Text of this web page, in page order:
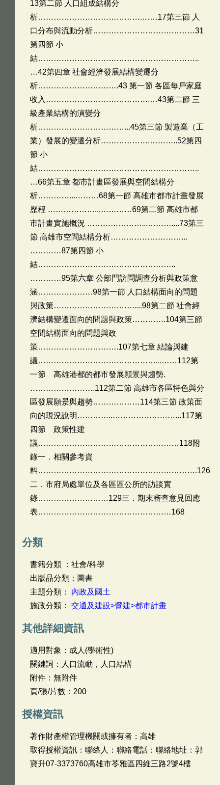
13第二節 人口組成結構分
析………………………………….……17第三節 人
口分布與流動分析…………………………………31
第四節 小
結……………………………………………………..
…42第四章 社會經濟發展結構變遷分
析………………………….43 第一節 各區每戶家庭
收入………………………………….…43第二節 三
級產業結構的演變分
析……………………………...45第三節 製造業（工
業）發展的變遷分析……………….………..52第四
節 小
結……………………………………………………..
…66第五章 都市計畫區發展與空間結構分
析…………...………68第一節 高雄市都市計畫發展
歷程 ………………...…………69第二節 高雄市都
市計畫實施概況 …………………...………....73第三
節 高雄市空間結構分析………………………...
…………87第四節 小
結……………………………………………..
…………95第六章 公部門訪問調查分析與政策意
涵…………………98第一節 人口結構面向的問題
與政策………………………….....98第二節 社會經
濟結構變遷面向的問題與政策………….104第三節
空間結構面向的問題與政
策………………………….107第七章 結論與建
議………………………………………...……112第
一節 高雄港都的都市發展願景與趨勢.
…………………….112第二節 高雄市各區特色與分
區發展願景與趨勢………………114第三節 政策面
向的現況說明…………..……………………...117第
四節 政策性建
議………………………………………………118附
錄一．相關參考資
料…………………………………………………….126
二．市府局處單位及各區區公所的訪談實
錄………………………129三．期末審查意見回應
表……………………………………………168
分類
書籍分類 ：社會/科學
出版品分類：圖書
主題分類： 內政及國土
施政分類： 交通及建設>營建>都市計畫
其他詳細資訊
適用對象：成人(學術性)
關鍵詞：人口流動，人口結構
附件：無附件
頁/張/片數：200
授權資訊
著作財產權管理機關或擁有者：高雄
取得授權資訊：聯絡人：聯絡電話：聯絡地址：郭
寶升07-3373760高雄市苓雅區四維三路2號4樓